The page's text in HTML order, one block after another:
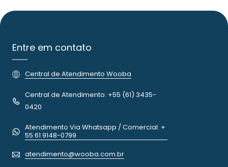
Entre em contato
Central de Atendimento Wooba
Central de Atendimento: +55 (61) 3435-
0420
Atendimento Via Whatsapp / Comercial: +
55 61 9148-0799
atendimento@wooba.com.br